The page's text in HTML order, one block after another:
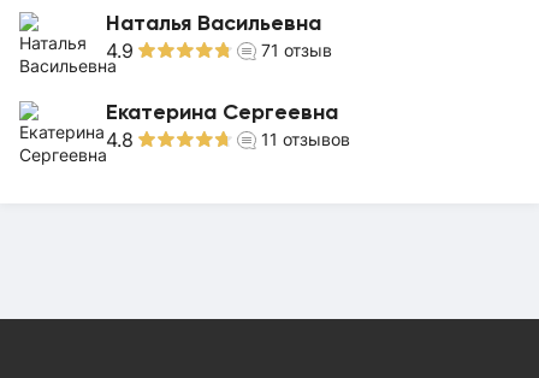
Наталья Васильевна
4.9 71 отзыв
Екатерина Сергеевна
4.8 11 отзывов